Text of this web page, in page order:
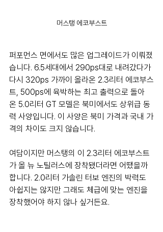
머스탱 에코부스트
퍼포먼스 면에서도 많은 업그레이드가 이뤄졌
습니다. 6.5세대에서 290ps대로 내려갔다가
다시 320ps 가까이 올라온 2.3리터 에코부스
트, 500ps에 육박하는 최고 출력으로 돌아
온 5.0리터 GT 모델은 북미에서도 상위급 동
력 사양입니다. 이 사양은 북미 가격과 국내 가
격의 차이도 크지 않습니다.
여담이지만 머스탱의 이 2.3리터 에코부스트
가 올 뉴 노틸러스에 장착됐더라면 어땠을까
합니다. 2.0리터 가솔린 터보 엔진의 박력도
아쉽지는 않지만 그래도 체급에 맞는 엔진을
장착했어야 하지 않나 싶거든요.